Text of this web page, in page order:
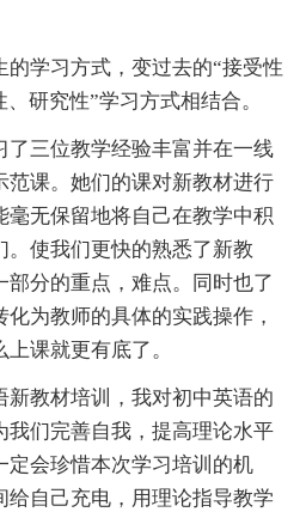
的学习方式，变过去的“接受性
研究性”学习方式相结合。
了三位教学经验丰富并在一线
范课。她们的课对新教材进行
毫无保留地将自己在教学中积
。使我们更快的熟悉了新教
分的重点，难点。同时也了
为教师的具体的实践操作，
课就更有底了。
新教材培训，我对初中英语的
我们完善自我，提高理论水平
定会珍惜本次学习培训的机
给自己充电，用理论指导教学